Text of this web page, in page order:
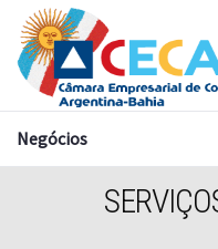
Negócios